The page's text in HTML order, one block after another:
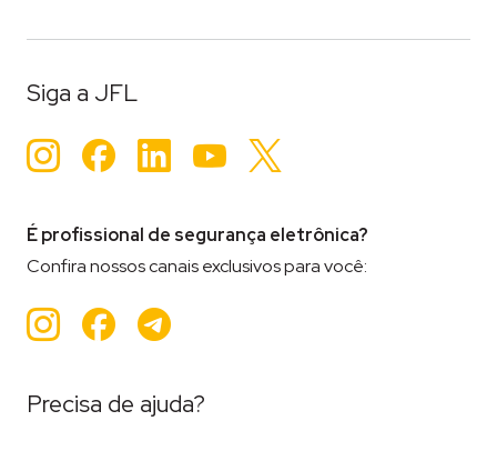
Siga a JFL
Instagram
Facebook
LinkedInYouTube
É profissional de segurança eletrônica?
Confira nossos canais exclusivos para você:
Instagram
Facebook
Teleram
Precisa de ajuda?